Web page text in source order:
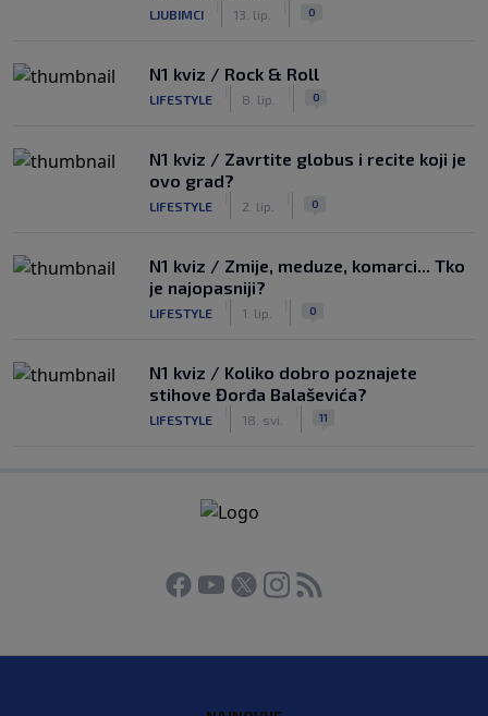
LJUBIMCI 13. lip. 0
N1 kviz / Rock & Roll
LIFESTYLE 8. lip. 0
N1 kviz / Zavrtite globus i recite koji je
ovo grad?
LIFESTYLE 2. lip. 0
N1 kviz / Zmije, meduze, komarci... Tko
je najopasniji?
LIFESTYLE 1. lip. 0
N1 kviz / Koliko dobro poznajete
stihove Đorđa Balaševića?
LIFESTYLE 18. svi. 11